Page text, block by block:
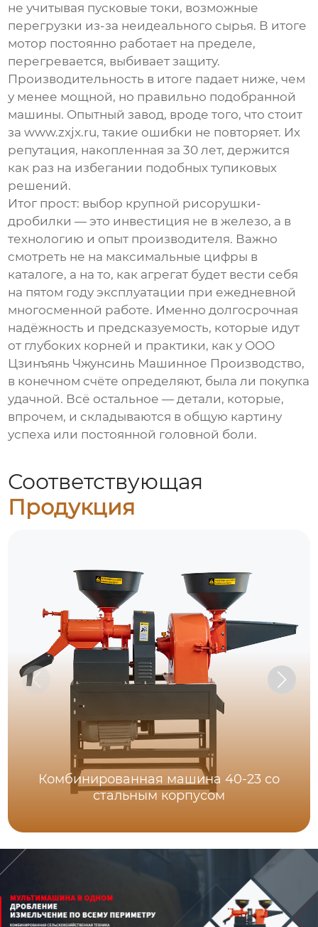
не учитывая пусковые токи, возможные
перегрузки из-за неидеального сырья. В итоге
мотор постоянно работает на пределе,
перегревается, выбивает защиту.
Производительность в итоге падает ниже, чем
у менее мощной, но правильно подобранной
машины. Опытный завод, вроде того, что стоит
заwww.zxjx.ru, такие ошибки не повторяет. Их
репутация, накопленная за 30 лет, держится
как раз на избегании подобных тупиковых
решений.
Итог прост: выбор крупной рисорушки-
дробилки — это инвестиция не в железо, а в
технологию и опыт производителя. Важно
смотреть не на максимальные цифры в
каталоге, а на то, как агрегат будет вести себя
на пятом году эксплуатации при ежедневной
многосменной работе. Именно долгосрочная
надёжность и предсказуемость, которые идут
от глубоких корней и практики, как у ООО
Цзинъянь Чжунсинь Машинное Производство,
в конечном счёте определяют, была ли покупка
удачной. Всё остальное — детали, которые,
впрочем, и складываются в общую картину
успеха или постоянной головной боли.
Соответствующая
Продукция
Комбинированная машина 40-23 со
стальным корпусом